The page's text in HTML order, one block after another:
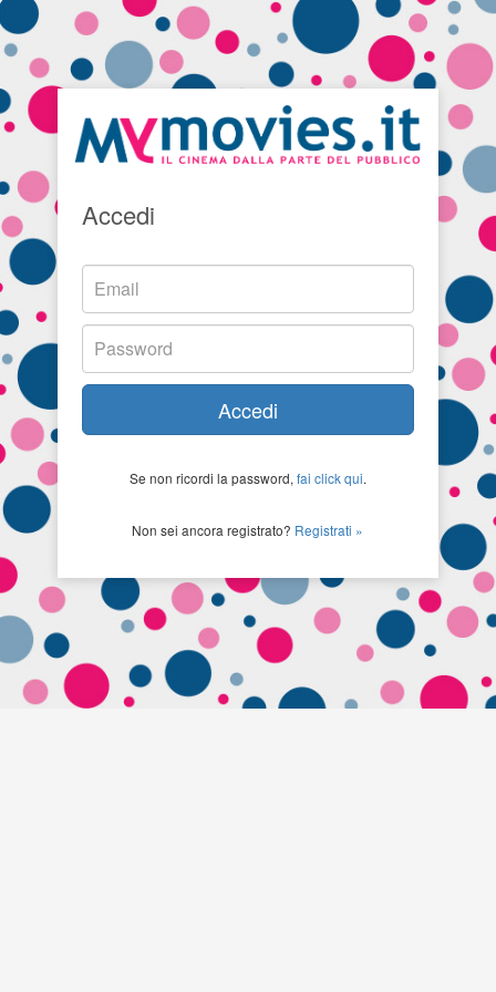
Accedi
Accedi
Se non ricordi la password, fai click qui.
Non sei ancora registrato? Registrati »